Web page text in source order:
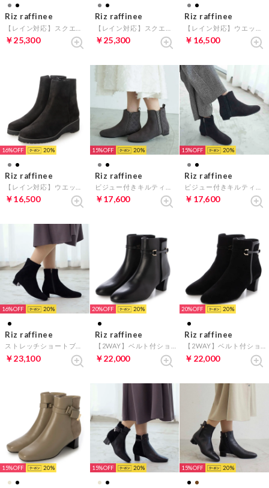
Riz raffinee
￥25,300
Riz raffinee
￥25,300
Riz raffinee
￥16,500
16% 20
Riz raffinee
￥16,500
15% 20
Riz raffinee
￥17,600
15% 20
Riz raffinee
￥17,600
16% 20
Riz raffinee
￥23,100
20% 20
Riz raffinee
￥22,000
20% 20
Riz raffinee
￥22,000
15% 20 15% 20 15% 20